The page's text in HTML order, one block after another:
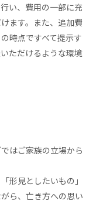
い、費用の一部に充
ます。また、追加費
時点ですべて提示す
ただけるような環境
はご家族の立場から
形見としたいもの」
ら、亡き方への思い